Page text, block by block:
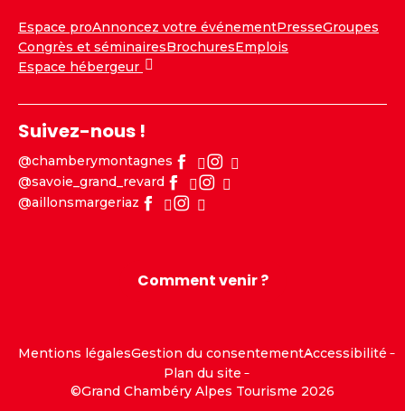
Espace proAnnoncez votre événementPresseGroupes
Congrès et séminairesBrochuresEmplois
Espace hébergeur
Suivez-nous !
@chamberymontagnes
@savoie_grand_revard
@aillonsmargeriaz
Comment venir ?
Mentions légalesGestion du consentementAccessibilité
Plan du site
©Grand Chambéry Alpes Tourisme 2026